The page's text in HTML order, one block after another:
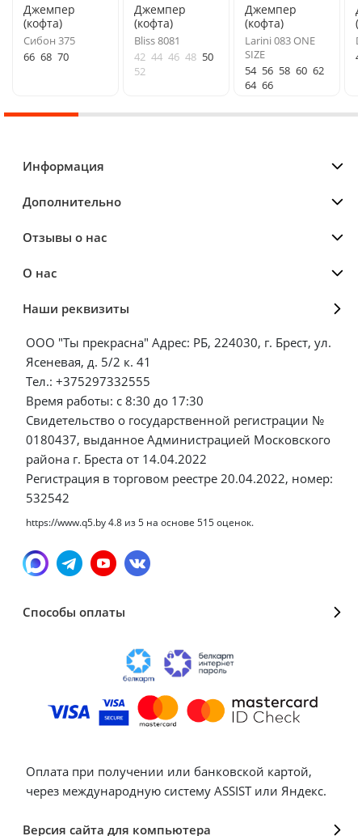
Джемпер
(кофта)
Сибон 375
66 68 70
Джемпер
(кофта)
Bliss 8081
42 44 46 48 50
52
Джемпер
(кофта)
Larini 083 ONE
SIZE
54 56 58 60 62
64 66
Информация
Дополнительно
Отзывы о нас
О нас
Наши реквизиты
ООО "Ты прекрасна" Адрес: РБ, 224030, г. Брест, ул.
Ясеневая, д. 5/2 к. 41
Тел.: +375297332555
Время работы: с 8:30 до 17:30
Свидетельство о государственной регистрации №
0180437, выданное Администрацией Московского
района г. Бреста от 14.04.2022
Регистрация в торговом реестре 20.04.2022, номер:
532542
https://www.q5.by4.8 из5 на основе 515оценок.
Способы оплаты
Оплата при получении или банковской картой,
через международную систему ASSIST или Яндекс.
Версия сайта для компьютера